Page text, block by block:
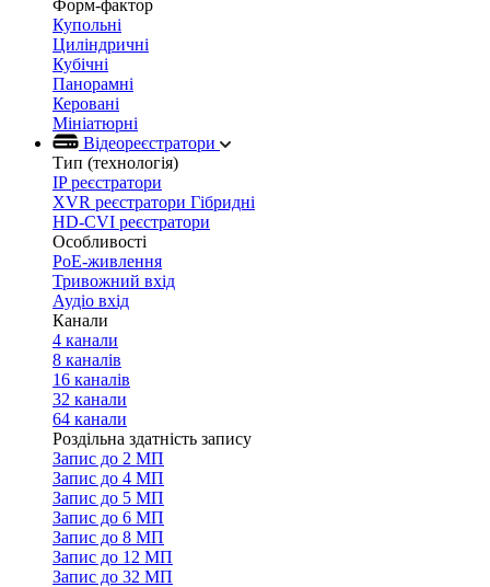
Форм-фактор
Купольні
Циліндричні
Кубічні
Панорамні
Керовані
Мініатюрні
Відеореєстратори
Тип (технологія)
IP реєстратори
XVR реєстратори Гібридні
HD-CVI реєстратори
Особливості
PoE-живлення
Тривожний вхід
Аудіо вхід
Канали
4 канали
8 каналів
16 каналів
32 канали
64 канали
Роздільна здатність запису
Запис до 2 МП
Запис до 4 МП
Запис до 5 МП
Запис до 6 МП
Запис до 8 МП
Запис до 12 МП
Запис до 32 МП